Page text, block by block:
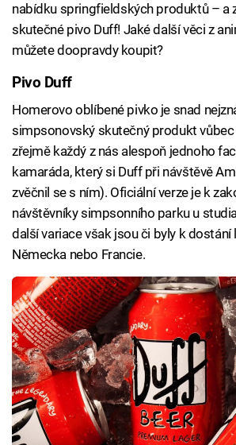
nabídku springfieldských produktů – a
skutečné pivo Duff! Jaké další věci z
můžete doopravdy koupit?
Pivo Duff
Homerovo oblíbené pivko je snad
simpsonovský skutečný produkt
zřejmě každý z nás alespoň jednoho
kamaráda, který si Duff při návštěvě
zvěčnil se s ním). Oficiální verze je k
návštěvníky simpsonního parku u
další variace však jsou či byly k dostání
Německa nebo Francie.